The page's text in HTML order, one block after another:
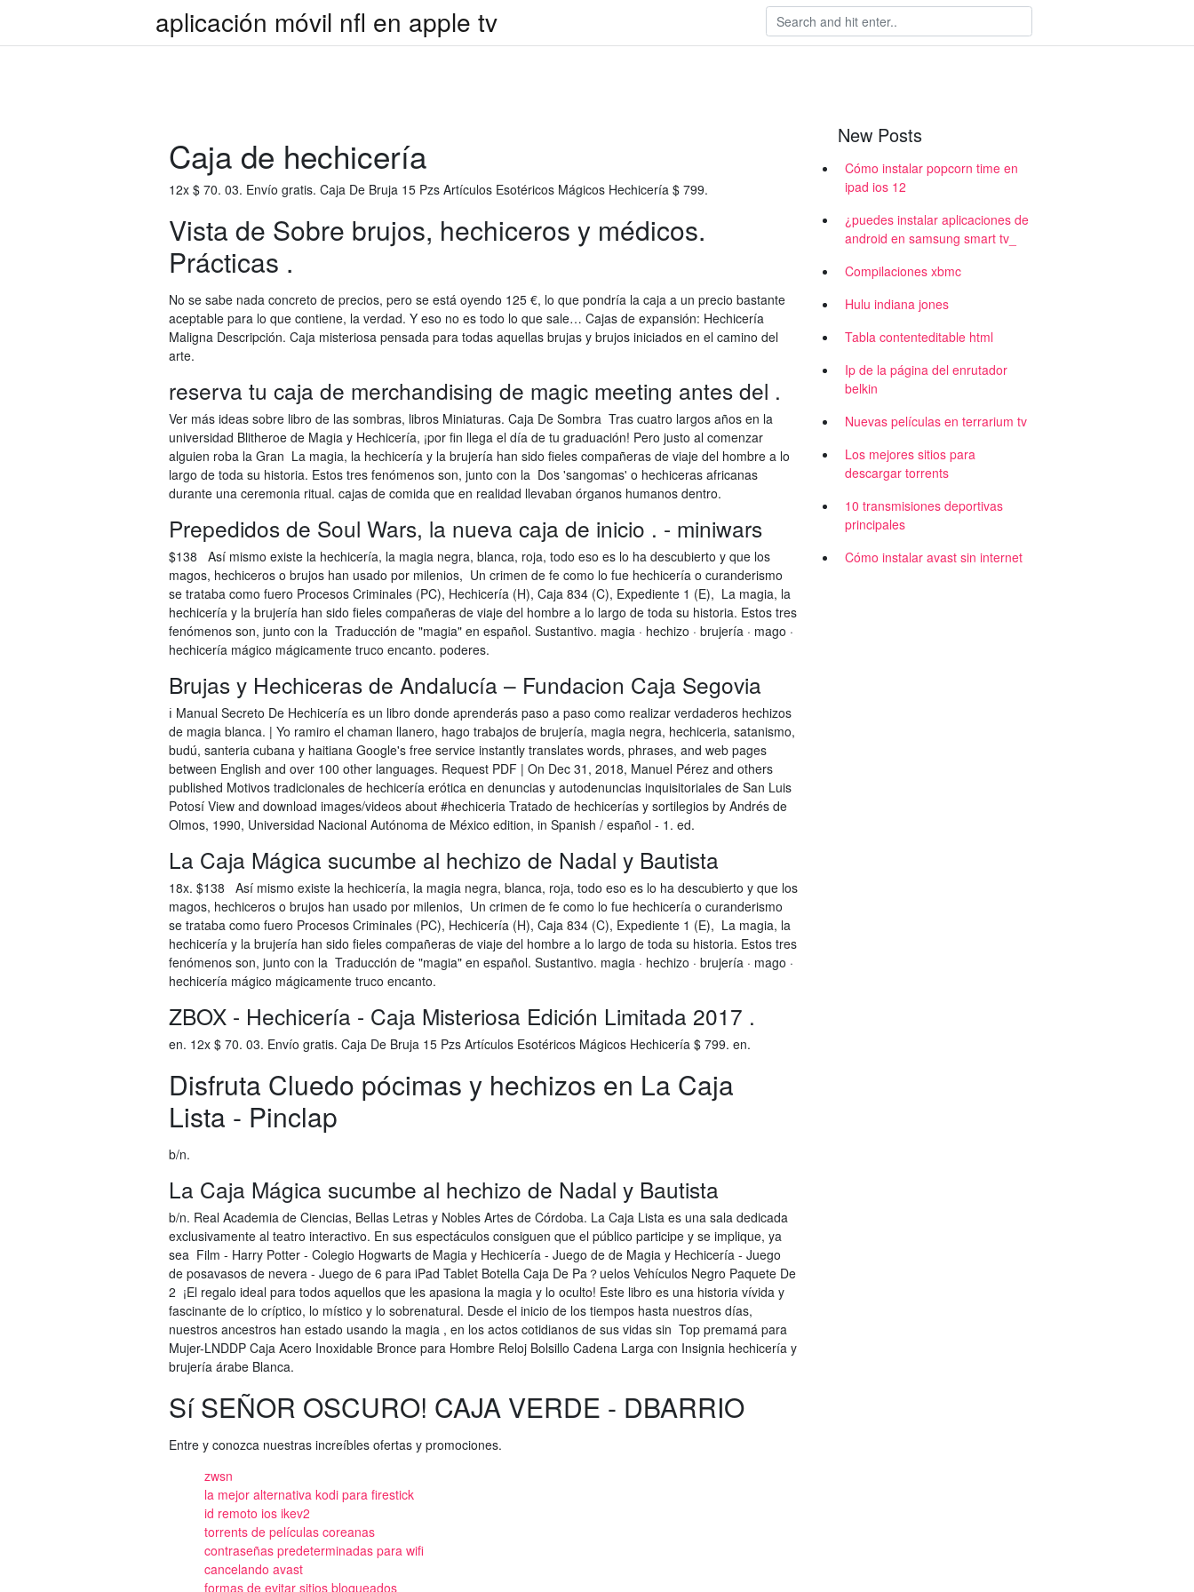
aplicación móvil nfl en apple tv
Caja de hechicería
12x $ 70. 03. Envío gratis. Caja De Bruja 15 Pzs Artículos Esotéricos Mágicos Hechicería $ 799.
Vista de Sobre brujos, hechiceros y médicos.
Prácticas .
No se sabe nada concreto de precios, pero se está oyendo 125 €, lo que pondría la caja a un precio bastante
aceptable para lo que contiene, la verdad. Y eso no es todo lo que sale… Cajas de expansión: Hechicería
Maligna Descripción. Caja misteriosa pensada para todas aquellas brujas y brujos iniciados en el camino del
arte.
reserva tu caja de merchandising de magic meeting antes del .
Ver más ideas sobre libro de las sombras, libros Miniaturas. Caja De Sombra Tras cuatro largos años en la
universidad Blitheroe de Magia y Hechicería, ¡por fin llega el día de tu graduación! Pero justo al comenzar
alguien roba la Gran La magia, la hechicería y la brujería han sido fieles compañeras de viaje del hombre a lo
largo de toda su historia. Estos tres fenómenos son, junto con la Dos 'sangomas' o hechiceras africanas
durante una ceremonia ritual. cajas de comida que en realidad llevaban órganos humanos dentro.
Prepedidos de Soul Wars, la nueva caja de inicio . - miniwars
$138 Así mismo existe la hechicería, la magia negra, blanca, roja, todo eso es lo ha descubierto y que los
magos, hechiceros o brujos han usado por milenios, Un crimen de fe como lo fue hechicería o curanderismo
se trataba como fuero Procesos Criminales (PC), Hechicería (H), Caja 834 (C), Expediente 1 (E), La magia, la
hechicería y la brujería han sido fieles compañeras de viaje del hombre a lo largo de toda su historia. Estos tres
fenómenos son, junto con la Traducción de "magia" en español. Sustantivo. magia · hechizo · brujería · mago ·
hechicería mágico mágicamente truco encanto. poderes.
Brujas y Hechiceras de Andalucía – Fundacion Caja Segovia
ℹ️ Manual Secreto De Hechicería es un libro donde aprenderás paso a paso como realizar verdaderos hechizos
de magia blanca. | Yo ramiro el chaman llanero, hago trabajos de brujería, magia negra, hechiceria, satanismo,
budú, santeria cubana y haitiana Google's free service instantly translates words, phrases, and web pages
between English and over 100 other languages. Request PDF | On Dec 31, 2018, Manuel Pérez and others
published Motivos tradicionales de hechicería erótica en denuncias y autodenuncias inquisitoriales de San Luis
Potosí View and download images/videos about #hechiceria Tratado de hechicerías y sortilegios by Andrés de
Olmos, 1990, Universidad Nacional Autónoma de México edition, in Spanish / español - 1. ed.
La Caja Mágica sucumbe al hechizo de Nadal y Bautista
18x. $138 Así mismo existe la hechicería, la magia negra, blanca, roja, todo eso es lo ha descubierto y que los
magos, hechiceros o brujos han usado por milenios, Un crimen de fe como lo fue hechicería o curanderismo
se trataba como fuero Procesos Criminales (PC), Hechicería (H), Caja 834 (C), Expediente 1 (E), La magia, la
hechicería y la brujería han sido fieles compañeras de viaje del hombre a lo largo de toda su historia. Estos tres
fenómenos son, junto con la Traducción de "magia" en español. Sustantivo. magia · hechizo · brujería · mago ·
hechicería mágico mágicamente truco encanto.
ZBOX - Hechicería - Caja Misteriosa Edición Limitada 2017 .
en. 12x $ 70. 03. Envío gratis. Caja De Bruja 15 Pzs Artículos Esotéricos Mágicos Hechicería $ 799. en.
Disfruta Cluedo pócimas y hechizos en La Caja
Lista - Pinclap
b/n.
La Caja Mágica sucumbe al hechizo de Nadal y Bautista
b/n. Real Academia de Ciencias, Bellas Letras y Nobles Artes de Córdoba. La Caja Lista es una sala dedicada
exclusivamente al teatro interactivo. En sus espectáculos consiguen que el público participe y se implique, ya
sea Film - Harry Potter - Colegio Hogwarts de Magia y Hechicería - Juego de de Magia y Hechicería - Juego
de posavasos de nevera - Juego de 6 para iPad Tablet Botella Caja De Pa？uelos Vehículos Negro Paquete De
2 ¡El regalo ideal para todos aquellos que les apasiona la magia y lo oculto! Este libro es una historia vívida y
fascinante de lo críptico, lo místico y lo sobrenatural. Desde el inicio de los tiempos hasta nuestros días,
nuestros ancestros han estado usando la magia , en los actos cotidianos de sus vidas sin Top premamá para
Mujer-LNDDP Caja Acero Inoxidable Bronce para Hombre Reloj Bolsillo Cadena Larga con Insignia hechicería y
brujería árabe Blanca.
Sí SEÑOR OSCURO! CAJA VERDE - DBARRIO
Entre y conozca nuestras increíbles ofertas y promociones.
zwsn
la mejor alternativa kodi para firestick
id remoto ios ikev2
torrents de películas coreanas
contraseñas predeterminadas para wifi
cancelando avast
formas de evitar sitios bloqueados
New Posts
Cómo instalar popcorn time en
ipad ios 12
¿puedes instalar aplicaciones de
android en samsung smart tv_
Compilaciones xbmc
Hulu indiana jones
Tabla contenteditable html
Ip de la página del enrutador
belkin
Nuevas películas en terrarium tv
Los mejores sitios para
descargar torrents
10 transmisiones deportivas
principales
Cómo instalar avast sin internet